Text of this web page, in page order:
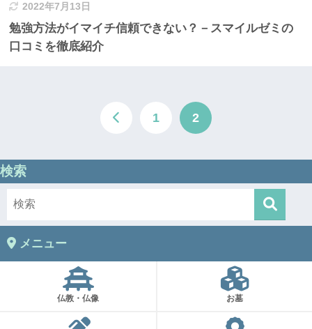
2022年7月13日
勉強方法がイマイチ信頼できない？－スマイルゼミの
口コミを徹底紹介
1 2
検索
メニュー
仏教・仏像 お墓